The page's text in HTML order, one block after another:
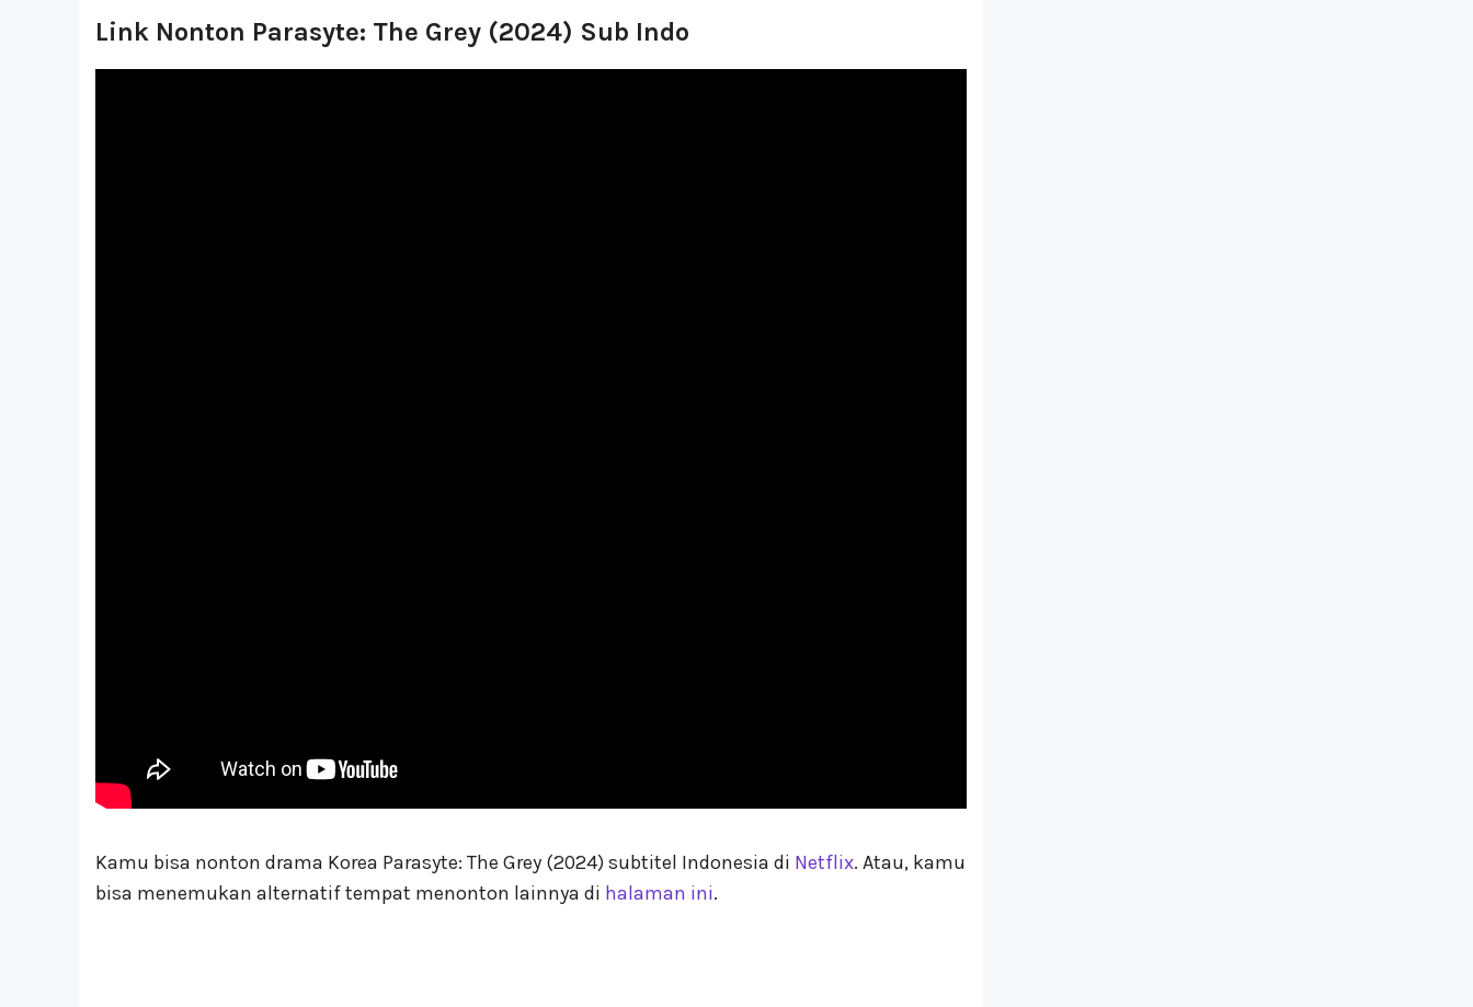
Link Nonton Parasyte: The Grey (2024) Sub Indo
Kamu bisa nonton drama Korea Parasyte: The Grey (2024) subtitel Indonesia di Netflix. Atau, kamu
bisa menemukan alternatif tempat menonton lainnya di halaman ini.